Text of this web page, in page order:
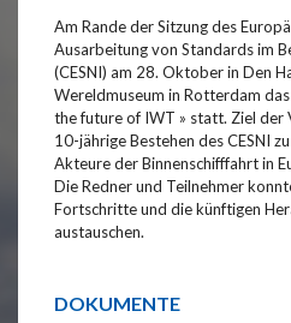
Am Rande der Sitzung des
Ausarbeitung von Standards im
(CESNI) am 28. Oktober in Den
Wereldmuseum in Rotterdam
the future of IWT » statt. Ziel der
10-jährige Bestehen des CESNI
Akteure der Binnenschifffahrt in
Die Redner und Teilnehmer
Fortschritte und die künftigen
austauschen.
DOKUMENTE